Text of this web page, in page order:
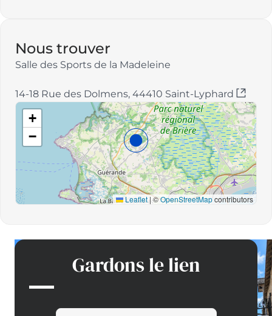
Nous trouver
Salle des Sports de la Madeleine
14-18 Rue des Dolmens, 44410 Saint-Lyphard
+
−
Leaflet|©OpenStreetMapcontributors
Gardons le lien